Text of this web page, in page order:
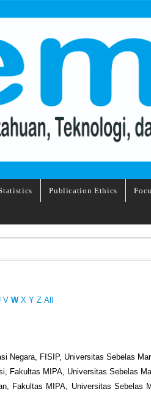
Publication Ethics
V W X Y Z All
Negara, FISIP, Universitas Sebelas
Fakultas MIPA, Universitas Sebelas
Fakultas MIPA, Universitas Sebelas